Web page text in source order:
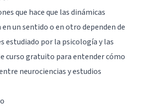
que hace que las dinámicas
un sentido o en otro dependen de
estudiado por la psicología y las
curso gratuito para entender cómo
neurociencias y estudios